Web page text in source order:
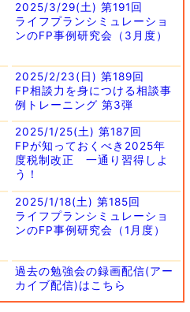
2025/3/29(土) 第191回
ライフプランシミュレーショ
ンのFP事例研究会（3月度）
2025/2/23(日) 第189回
FP相談力を身につける相談事
例トレーニング 第3弾
2025/1/25(土) 第187回
FPが知っておくべき2025年
度税制改正 一通り習得しよ
う！
2025/1/18(土) 第185回
ライフプランシミュレーショ
ンのFP事例研究会（1月度）
過去の勉強会の録画配信(アー
カイブ配信)はこちら